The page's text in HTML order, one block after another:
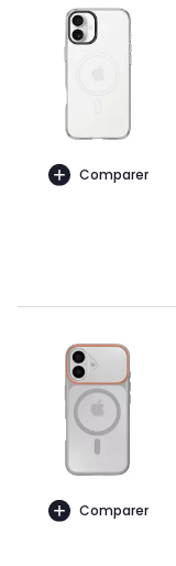
Comparer
Comparer